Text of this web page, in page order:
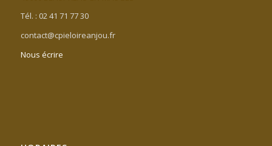
Tél. : 02 41 71 77 30
contact@cpieloireanjou.fr
Nous écrire